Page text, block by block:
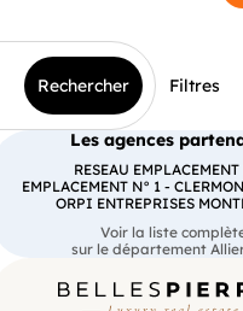
Rechercher Filtres
Les agences
RESEAU EMPLACEMENT
EMPLACEMENT N° 1 -
ORPI ENTREPRISES
Voir la liste
sur le département